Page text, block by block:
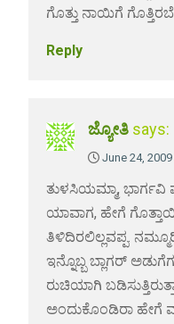
ಗೊತ್ತು ನಾಯಿಗೆ
Reply
ಜ್ಯೋತಿ says:
June 24,
ತುಳಸಿಯಮ್ಮಾ, ಭಾರ್ಗವಿ
ಯಾವಾಗ, ಹೇಗೆ
ತಿಳಿದಿರಲಿಲ್ಲವಪ್ಪ.
ಇನ್ನೊಬ್ಬ ಬ್ಲಾಗರ್
ರುಚಿಯಾಗಿ
ಅಂದುಕೊಂಡಿರಾ ಹೇಗೆ